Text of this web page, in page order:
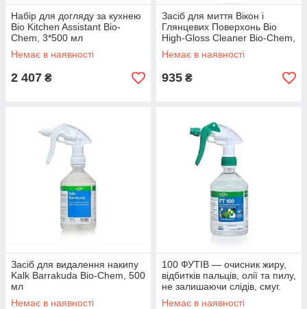
Набір для догляду за кухнею
Bio Kitchen Assistant Bio-
Chem, 3*500 мл
Немає в наявності
2 407 ₴
Засіб для миття Вікон і
Глянцевих Поверхонь Bio
High-Gloss Cleaner Bio-Chem,
500 мл
Немає в наявності
935 ₴
Засіб для видалення накипу
Kalk Barrakuda Bio-Chem, 500
мл
Немає в наявності
100 ФУТІВ — очисник жиру,
відбитків пальців, олії та пилу,
не залишаючи слідів, смуг.
Флакон 500 мл
Немає в наявності